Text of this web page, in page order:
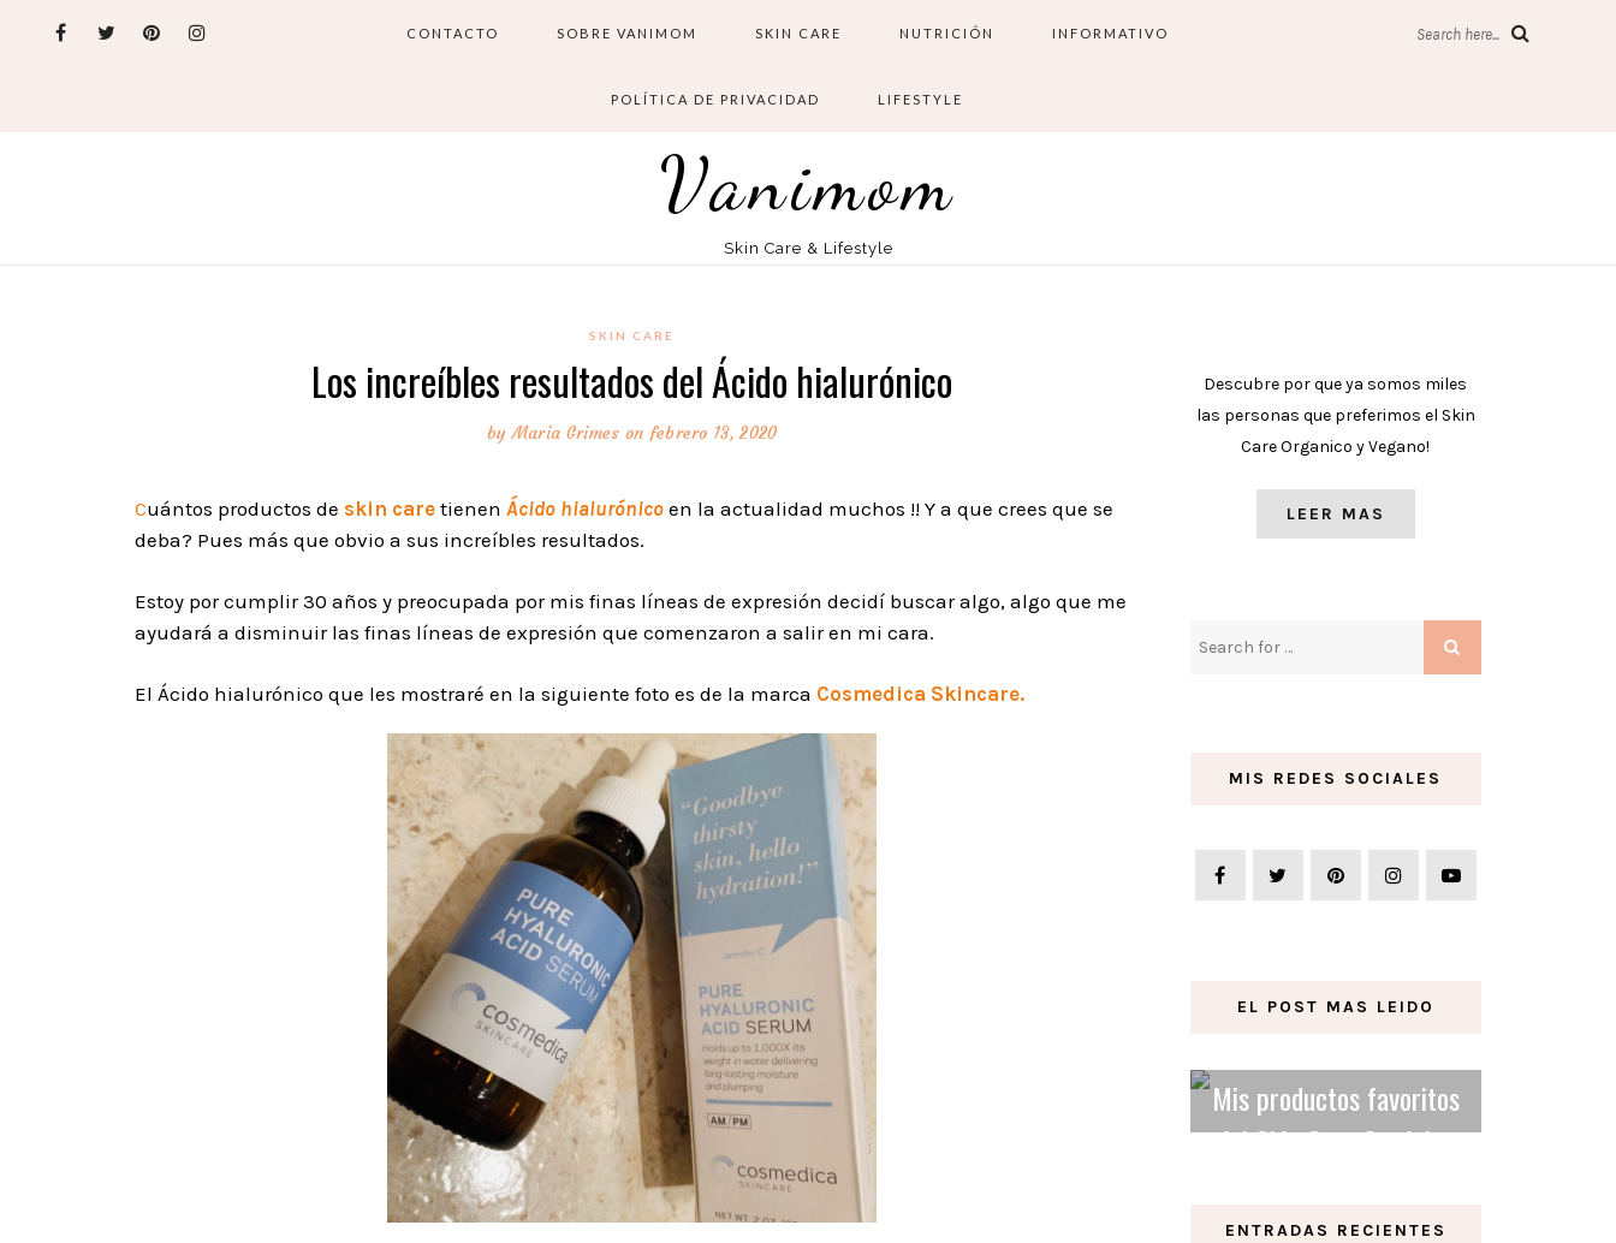
CONTACTO SOBRE VANIMOM SKIN CARE NUTRICIÓN INFORMATIVO
POLÍTICA DE PRIVACIDAD LIFESTYLE
Search here...
Vanimom
Skin Care & Lifestyle
SKIN CARE
Los increíbles resultados del Ácido hialurónico
byMaria Grimes on febrero 13, 2020
Cuántos productos de skin care tienen Ácido hialurónico en la actualidad muchos !! Y a que crees que se
deba? Pues más que obvio a sus increíbles resultados.
Estoy por cumplir 30 años y preocupada por mis finas líneas de expresión decidí buscar algo, algo que me
ayudará a disminuir las finas líneas de expresión que comenzaron a salir en mi cara.
El Ácido hialurónico que les mostraré en la siguiente foto es de la marca Cosmedica Skincare.
Descubre por que ya somos miles
las personas que preferimos el Skin
Care Organico y Vegano!
LEER MAS
MIS REDES SOCIALES
EL POST MAS LEIDO
Mis productos favoritos
del Skin Care Orgánico
ENTRADAS RECIENTES